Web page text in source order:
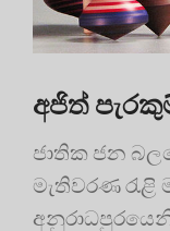
අජිත්
ජාතික ජන
මැතිවරණ රැළි